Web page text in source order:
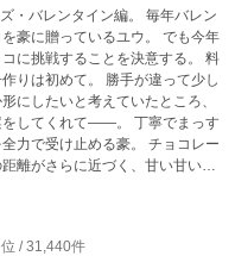
ンタイン編。 毎年バレン
豪に贈っているユウ。 でも今年
挑戦することを決意する。 料
りは初めて。 勝手が違って少し
にしたいと考えていたところ、
れて――。 丁寧でまっす
力で受け止める豪。 チョコレー
離がさらに近づく、甘い甘いバ
位 / 31,440件